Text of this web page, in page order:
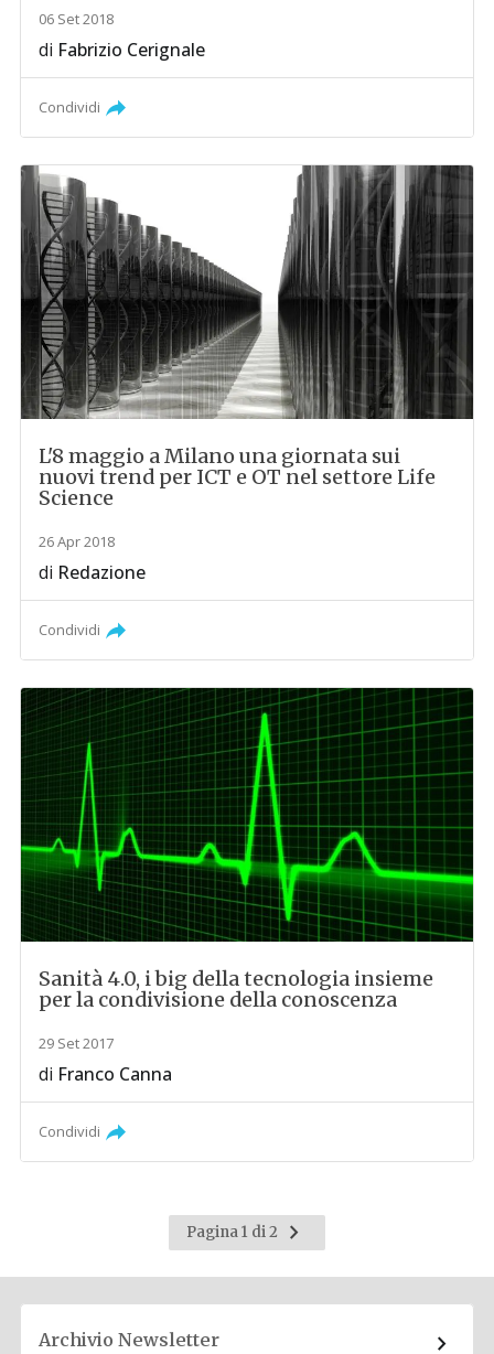
06 Set 2018
di Fabrizio Cerignale
Condividi
L'8 maggio a Milano una giornata sui
nuovi trend per ICT e OT nel settore Life
Science
26 Apr 2018
di Redazione
Condividi
Sanità 4.0, i big della tecnologia insieme
per la condivisione della conoscenza
29 Set 2017
di Franco Canna
Condividi
Pagina 1 di 2
Pagina
successiva
Archivio Newsletter